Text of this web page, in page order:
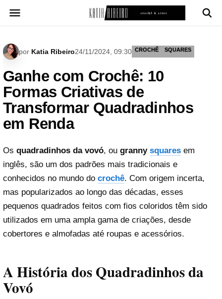
para
por Katia Ribeiro24/11/2024, 09:30 CROCHÊ SQUARES
Ganhe com Crochê: 10
Formas Criativas de
Transformar Quadradinhos
em Renda
Os quadradinhos da vovó, ou granny squares em
inglês, são um dos padrões mais tradicionais e
conhecidos no mundo do crochê. Com origem incerta,
mas popularizados ao longo das décadas, esses
pequenos quadrados feitos com fios coloridos têm sido
utilizados em uma ampla gama de criações, desde
cobertores e almofadas até roupas e acessórios.
A História dos Quadradinhos da
Vovó